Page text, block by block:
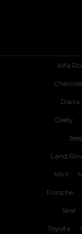
Alfa
Dacia
Geely
Land
Mini
Porsche
Seat
Toyota